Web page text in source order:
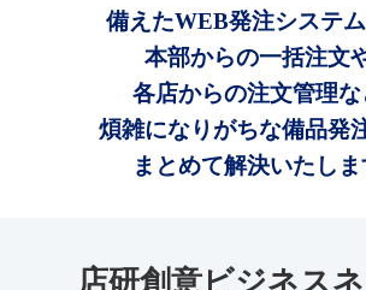
備えたWEB発注システム
本部からの一括注文や
各店からの注文管理な
煩雑になりがちな備品発
まとめて解決いたしま
店研創意ビジネス